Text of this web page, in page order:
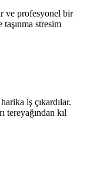
ve profesyonel bir
stresim
iş çıkardılar.
tereyağından kıl